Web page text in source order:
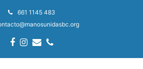
661 1145 483
Facebook
Instagram
EmailPhone